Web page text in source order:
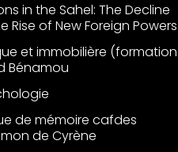
in the Sahel: The Decline
of New Foreign Powers
et immobilière (formation
Bénamou
de mémoire cafdes
de Cyrène